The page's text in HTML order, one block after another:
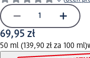
69,95 zł
50 ml (139,90 zł za 100 ml)